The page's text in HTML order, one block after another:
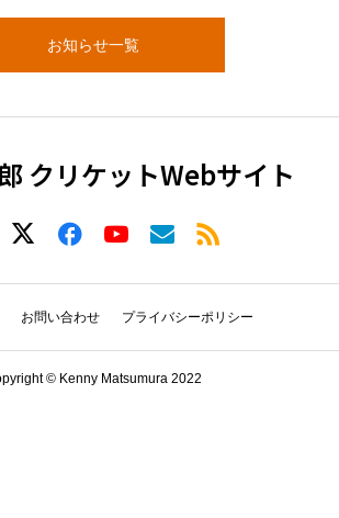
お知らせ一覧
クリケットWebサイト
お問い合わせ プライバシーポリシー
© Kenny Matsumura 2022